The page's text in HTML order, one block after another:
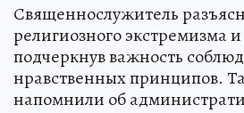
Священнослужитель
религиозного экстремизма
подчеркнув важность
нравственных принципов.
напомнили об